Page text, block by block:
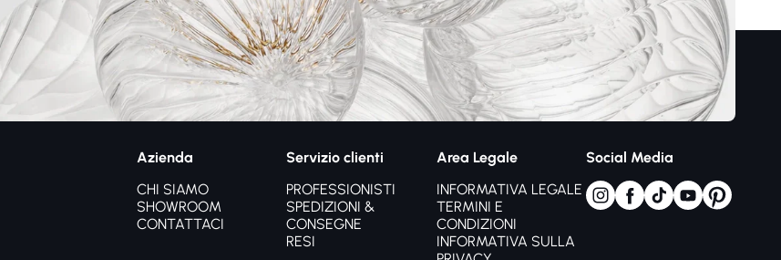
Azienda
CHI SIAMO
SHOWROOM
CONTATTACI
Servizio clienti
PROFESSIONISTI
SPEDIZIONI &
CONSEGNE
RESI
Area Legale
INFORMATIVA LEGALE
TERMINI E
CONDIZIONI
INFORMATIVA SULLA
Social Media